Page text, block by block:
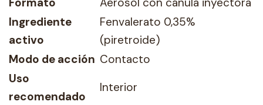
Ingrediente
activo
Fenvalerato 0,35%
(piretroide)
Modo de acción Contacto
Uso
recomendado
Interior